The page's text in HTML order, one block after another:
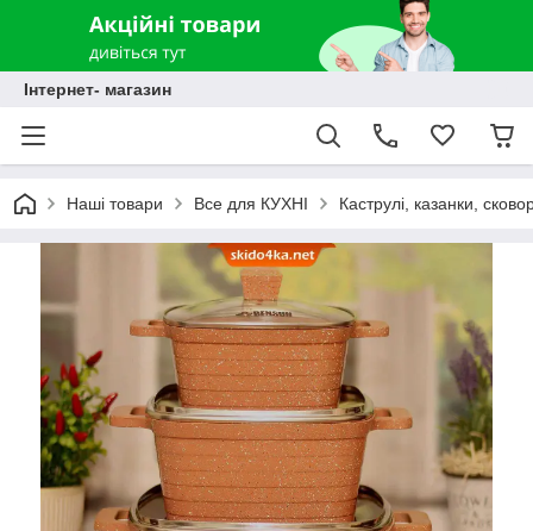
Інтернет- магазин
Наші товари Все для КУХНІ Каструлі, казанки,